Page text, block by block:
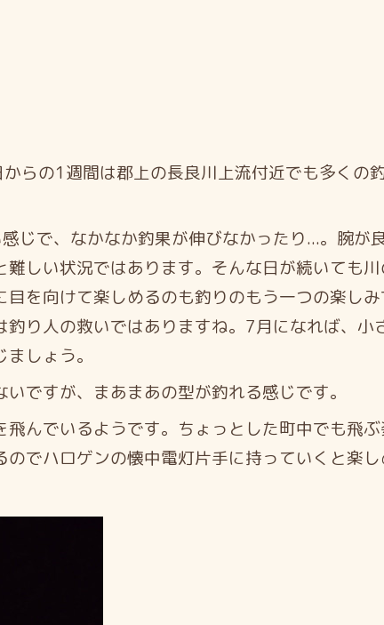
らの1週間は郡上の長良川上流付近でも多くの
じで、なかなか釣果が伸びなかったり...。腕が
しい状況ではあります。そんな日が続いても
目を向けて楽しめるのも釣りのもう一つの楽し
り人の救いではありますね。7月になれば、小
しょう。
ですが、まあまあの型が釣れる感じです。
んでいるようです。ちょっとした町中でも飛
でハロゲンの懐中電灯片手に持っていくと楽し